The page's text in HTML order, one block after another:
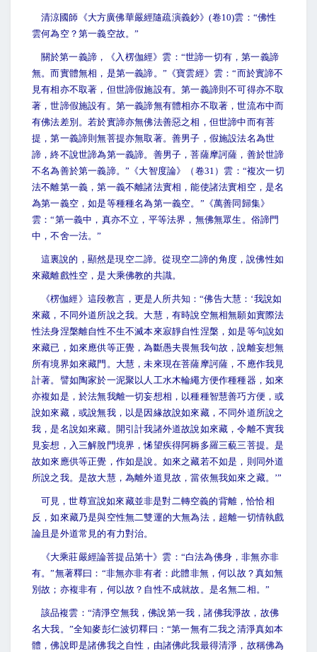
清涼國師《大方廣佛華嚴經隨疏演義鈔》(卷10)雲：“佛性
雲何為空？第一義空故。”
關於第一義諦，《入楞伽經》雲：“世諦一切有，第一義諦
無。而實體無相，是第一義諦。”《寶雲經》雲：“而於實諦不
見有相亦不取著，但世諦假施設有。第一義諦則不可得亦不取
著，世諦假施設有。第一義諦無有體相亦不取著，世流布中而
有佛法差別。若於實諦亦無佛法善惡之相，但世諦中而有菩
提，第一義諦則無菩提亦無取著。善男子，假施設法名為世
諦，終不說世諦為第一義諦。善男子，菩薩摩訶薩，善於世諦
不名為善於第一義諦。”《大智度論》（卷31）雲：“複次一切
法不離第一義，第一義不離諸法實相，能使諸法實相空，是名
為第一義空，如是等種種名為第一義空。”《萬善同歸集》
雲：“第一義中，真亦不立，平等法界，無佛無眾生。俗諦門
中，不舍一法。”
這裏說的，顯然是現空二諦。從現空二諦的角度，說佛性如
來藏離戲性空，是大乘佛教的共識。
《楞伽經》這段教言，更是人所共知：“佛告大慧：‘我說如
來藏，不同外道所說之我。大慧，有時說空無相無願如實際法
性法身涅槃離自性不生不滅本來寂靜自性涅槃，如是等句說如
來藏已，如來應供等正覺，為斷愚夫畏無我句故，說離妄想無
所有境界如來藏門。大慧，未來現在菩薩摩訶薩，不應作我見
計著。譬如陶家於一泥聚以人工水木輪繩方便作種種器，如來
亦複如是，於法無我離一切妄想相，以種種智慧善巧方便，或
說如來藏，或說無我，以是因緣故說如來藏，不同外道所說之
我，是名說如來藏。開引計我諸外道故說如來藏，令離不實我
見妄想，入三解脫門境界，悕望疾得阿耨多羅三藐三菩提。是
故如來應供等正覺，作如是說。如來之藏若不如是，則同外道
所說之我。是故大慧，為離外道見故，當依無我如來之藏。’”
可見，世尊宣說如來藏並非是對二轉空義的背離，恰恰相
反，如來藏乃是與空性無二雙運的大無為法，超離一切情執戲
論且是外道常見的有力對治。
《大乘莊嚴經論菩提品第十》雲：“白法為佛身，非無亦非
有。”無著釋曰：“非無亦非有者：此體非無，何以故？真如無
別故；亦複非有，何以故？自性不成就故。是名無二相。”
該品複雲：“清淨空無我，佛說第一我，諸佛我淨故，故佛
名大我。”全知麥彭仁波切釋曰：“第一無有二我之清淨真如本
體，佛說即是諸佛我之自性，由諸佛此我最得清淨，故稱佛為